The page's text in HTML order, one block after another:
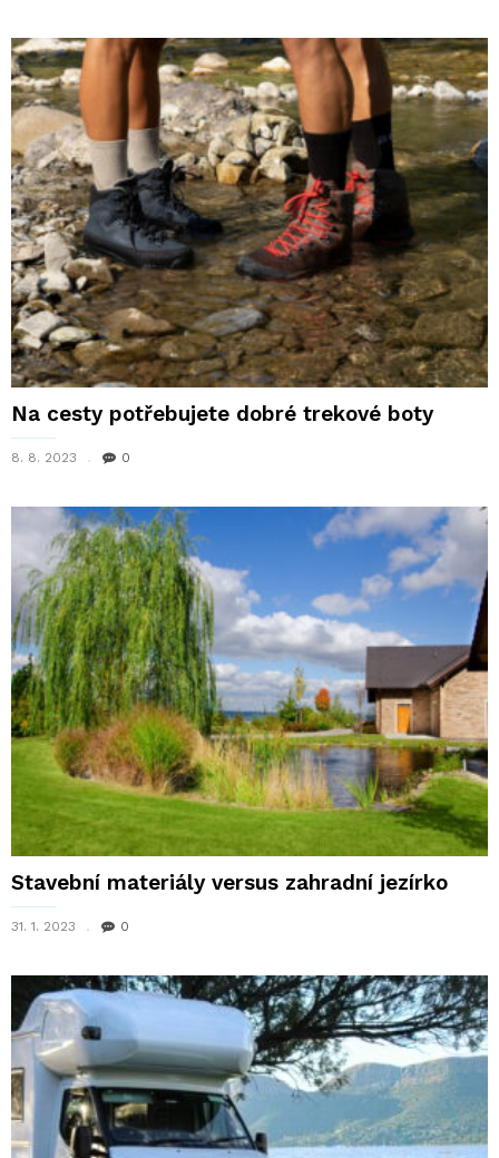
Na cesty potřebujete dobré trekové boty
8. 8. 2023 0
Stavební materiály versus zahradní jezírko
31. 1. 2023 0